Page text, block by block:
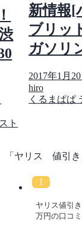
ト
新情報[
ブリッ
ガソリ
2017年1月20
hiro
くるまぱぱ
「ヤリス 値引
ヤリス値引
万円の口コ